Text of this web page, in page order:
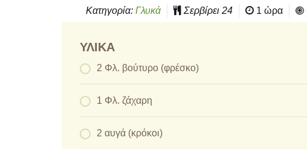
Κατηγορία: Γλυκά Σερβίρει 24 1 ώρα
ΥΛΙΚΆ
2 Φλ. βούτυρο (φρέσκο)
1 Φλ. ζάχαρη
2 αυγά (κρόκοι)